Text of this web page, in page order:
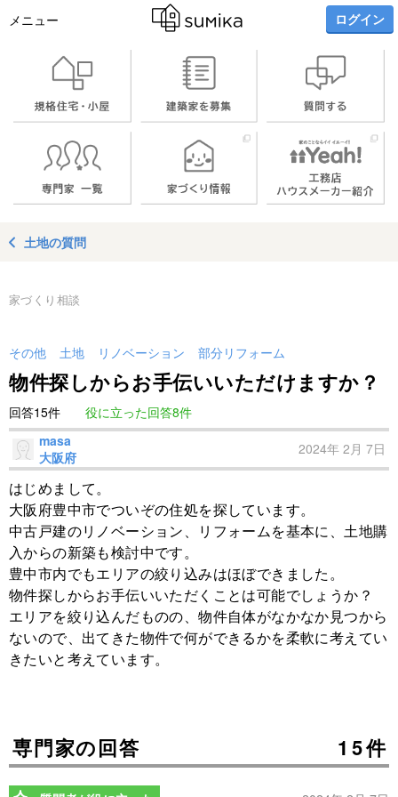
メニュー ログイン
土地の質問
家づくり相談
その他 土地 リノベーション 部分リフォーム
物件探しからお手伝いいただけますか？
回答15件
役に立った回答8件
masa
大阪府
2024年 2月 7日
はじめまして。
大阪府豊中市でついぞの住処を探しています。
中古戸建のリノベーション、リフォームを基本に、土地購
入からの新築も検討中です。
豊中市内でもエリアの絞り込みはほぼできました。
物件探しからお手伝いいただくことは可能でしょうか？
エリアを絞り込んだものの、物件自体がなかなか見つから
ないので、出てきた物件で何ができるかを柔軟に考えてい
きたいと考えています。
専門家の回答 15件